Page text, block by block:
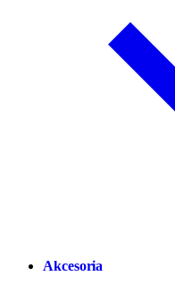
Akcesoria